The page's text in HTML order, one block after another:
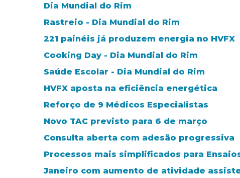
Dia Mundial do Rim
Rastreio - Dia Mundial do Rim
221 painéis já produzem energia no HVFX
Cooking Day - Dia Mundial do Rim
Saúde Escolar - Dia Mundial do Rim
HVFX aposta na eficiência energética
Reforço de 9 Médicos Especialistas
Novo TAC previsto para 6 de março
Consulta aberta com adesão progressiva
Processos mais simplificados para
Janeiro com aumento de atividade